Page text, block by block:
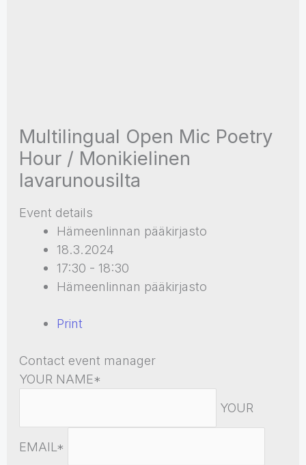
Multilingual Open Mic Poetry
Hour / Monikielinen
lavarunousilta
Event details
Hämeenlinnan pääkirjasto
18.3.2024
17:30 - 18:30
Hämeenlinnan pääkirjasto
Print
Contact event manager
YOUR NAME*
YOUR
EMAIL*